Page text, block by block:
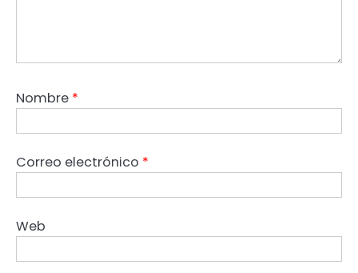
Nombre *
Correo electrónico *
Web